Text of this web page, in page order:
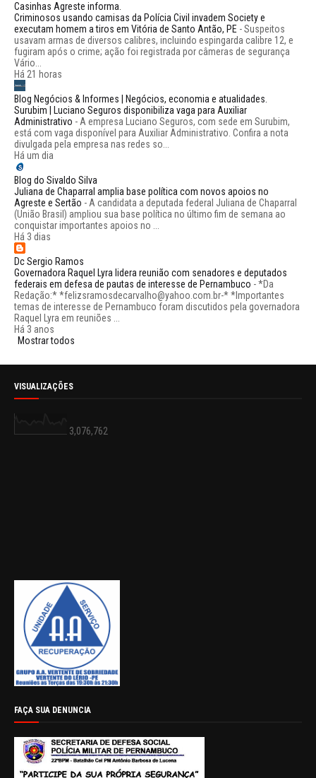
Casinhas Agreste informa.
Criminosos usando camisas da Polícia Civil invadem Society e
executam homem a tiros em Vitória de Santo Antão, PE -Suspeitos
usavam armas de diversos calibres, incluindo espingarda calibre 12, e
fugiram após o crime; ação foi registrada por câmeras de segurança
Vário...
Há 21 horas
Blog Negócios & Informes | Negócios, economia e atualidades.
Surubim | Luciano Seguros disponibiliza vaga para Auxiliar
Administrativo -A empresa Luciano Seguros, com sede em Surubim,
está com vaga disponível para Auxiliar Administrativo. Confira a nota
divulgada pela empresa nas redes so...
Há um dia
Blog do Sivaldo Silva
Juliana de Chaparral amplia base política com novos apoios no
Agreste e Sertão -A candidata a deputada federal Juliana de Chaparral
(União Brasil) ampliou sua base política no último fim de semana ao
conquistar importantes apoios no ...
Há 3 dias
Dc Sergio Ramos
Governadora Raquel Lyra lidera reunião com senadores e deputados
federais em defesa de pautas de interesse de Pernambuco -*Da
Redação:* *felizsramosdecarvalho@yahoo.com.br-* *Importantes
temas de interesse de Pernambuco foram discutidos pela governadora
Raquel Lyra em reuniões ...
Há 3 anos
Mostrar todos
VISUALIZAÇÕES
3,076,762
FAÇA SUA DENUNCIA